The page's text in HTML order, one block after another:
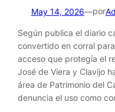
May 14, 2026—por
Según publica el diario
convertido en corral
acceso que protegía el
José de Viera y Clavijo
área de Patrimonio del
denuncia el uso como